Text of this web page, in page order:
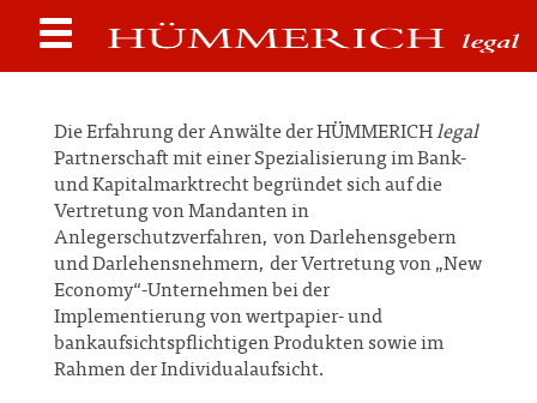
Die Erfahrung der Anwälte der HÜMMERICHlegal
Partnerschaft mit einer Spezialisierung im Bank-
und Kapitalmarktrecht begründet sich auf die
Vertretung von Mandanten in
Anlegerschutzverfahren, von Darlehensgebern
und Darlehensnehmern, der Vertretung von „New
Economy“-Unternehmen bei der
Implementierung von wertpapier- und
bankaufsichtspflichtigen Produkten sowie im
Rahmen der Individualaufsicht.